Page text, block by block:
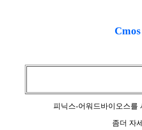
피닉스-어워드바이오스를
좀더 자